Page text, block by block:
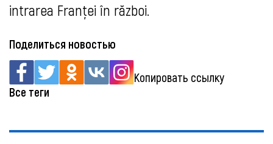
intrarea Franţei în război.
Поделиться новостью
Копировать ссылку
Все теги